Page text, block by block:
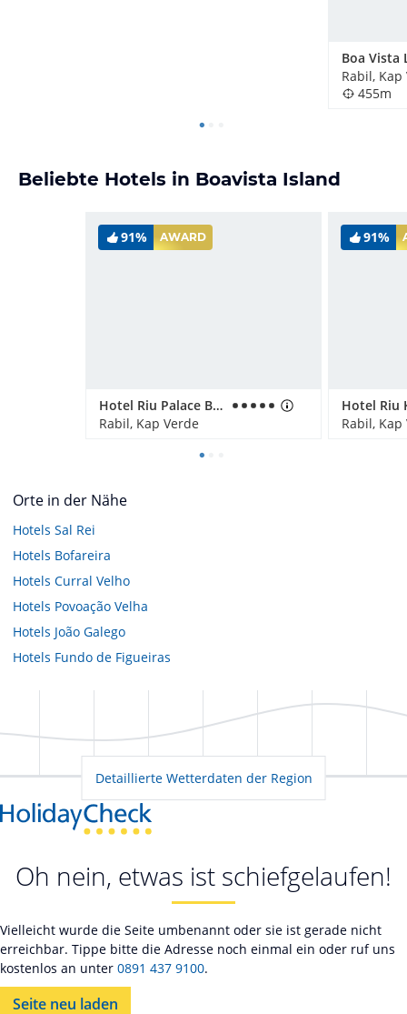
Rabil, Kap
455m
Beliebte Hotels in Boavista Island
91% AWARD
Hotel Riu Palace Boavista
Rabil, Kap Verde
91%
Hotel Riu
Rabil, Kap
Orte in der Nähe
Hotels Sal Rei
Hotels Bofareira
Hotels Curral Velho
Hotels Povoação Velha
Hotels João Galego
Hotels Fundo de Figueiras
Detaillierte Wetterdaten der Region
Oh nein, etwas ist schiefgelaufen!
Vielleicht wurde die Seite umbenannt oder sie ist gerade nicht
erreichbar. Tippe bitte die Adresse noch einmal ein oder ruf uns
kostenlos an unter 0891 437 9100.
Seite neu laden